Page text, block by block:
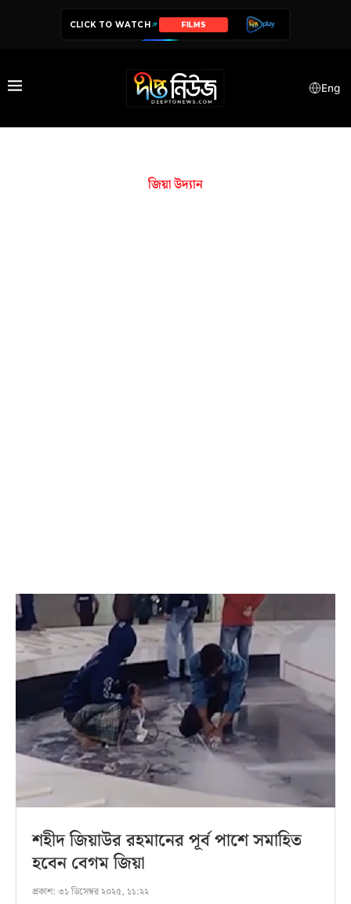
CLICK TO WATCH FILMS
Eng
জিয়া উদ্যান
শহীদ জিয়াউর রহমানের পূর্ব পাশে সমাহিত
হবেন বেগম জিয়া
প্রকাশ: ৩১ ডিসেম্বর ২০২৫, ১১:২২